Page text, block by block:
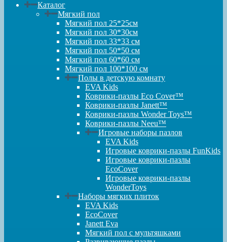
Каталог
Мягкий пол
Мягкий пол 25*25см
Мягкий пол 30*30см
Мягкий пол 33*33 см
Мягкий пол 50*50 см
Мягкий пол 60*60 см
Мягкий пол 100*100 см
Полы в детскую комнату
EVA Kids
Коврики-пазлы Eco Cover™
Коврики-пазлы Janett™
Коврики-пазлы Wonder Toys™
Коврики-пазлы Neeu™
Игровые наборы пазлов
EVA Kids
Игровые коврики-пазлы FunKids
Игровые коврики-пазлы
EcoCover
Игровые коврики-пазлы
WonderToys
Наборы мягких плиток
EVA Kids
EcoCover
Janett Eva
Мягкий пол с мультяшками